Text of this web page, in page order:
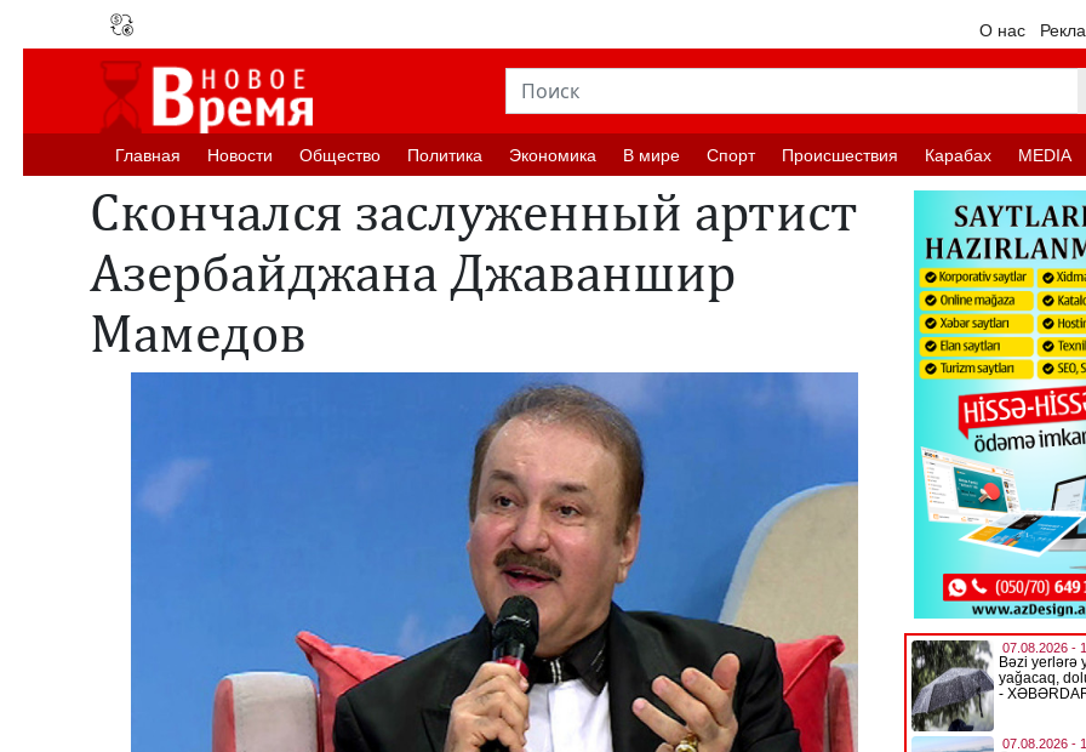
О нас
Главная Новости Oбщество Политика Экономика В мире Спорт Происшествия Карабах MEDIA
Скончался заслуженный артист
Азербайджана Джаваншир
Мамедов